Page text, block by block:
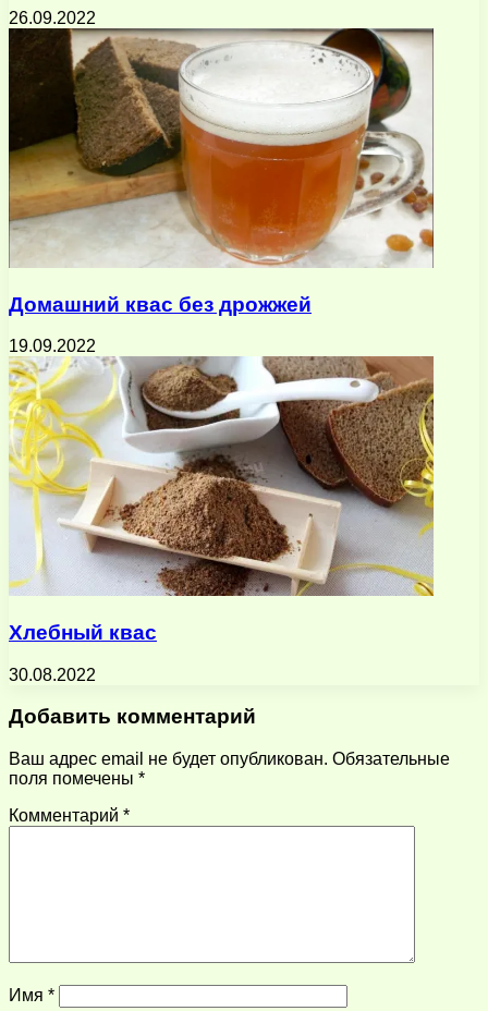
26.09.2022
Домашний квас без дрожжей
19.09.2022
Хлебный квас
30.08.2022
Добавить комментарий
Ваш адрес email не будет опубликован. Обязательные
поля помечены *
Комментарий *
Имя *